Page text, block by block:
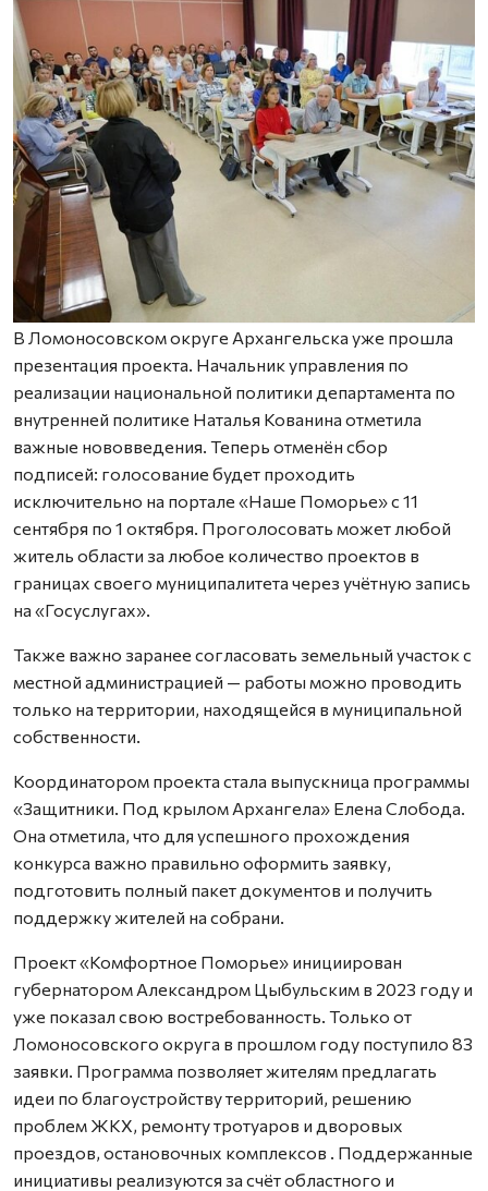
В Ломоносовском округе Архангельска уже прошла
презентация проекта. Начальник управления по
реализации национальной политики департамента по
внутренней политике Наталья Кованина отметила
важные нововведения. Теперь отменён сбор
подписей: голосование будет проходить
исключительно на портале «Наше Поморье» с 11
сентября по 1 октября. Проголосовать может любой
житель области за любое количество проектов в
границах своего муниципалитета через учётную запись
на «Госуслугах».
Также важно заранее согласовать земельный участок с
местной администрацией — работы можно проводить
только на территории, находящейся в муниципальной
собственности.
Координатором проекта стала выпускница программы
«Защитники. Под крылом Архангела» Елена Слобода.
Она отметила, что для успешного прохождения
конкурса важно правильно оформить заявку,
подготовить полный пакет документов и получить
поддержку жителей на собрани.
Проект «Комфортное Поморье» инициирован
губернатором Александром Цыбульским в 2023 году и
уже показал свою востребованность. Только от
Ломоносовского округа в прошлом году поступило 83
заявки. Программа позволяет жителям предлагать
идеи по благоустройству территорий, решению
проблем ЖКХ, ремонту тротуаров и дворовых
проездов, остановочных комплексов
. Поддержанные
инициативы реализуются за счёт областного и